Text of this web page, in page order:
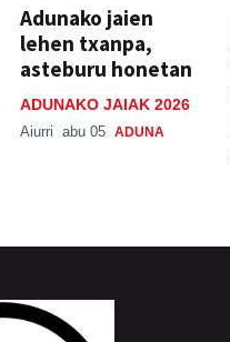
Adunako jaien
lehen txanpa,
asteburu honetan
ADUNAKO JAIAK 2026
Aiurri abu 05 ADUNA